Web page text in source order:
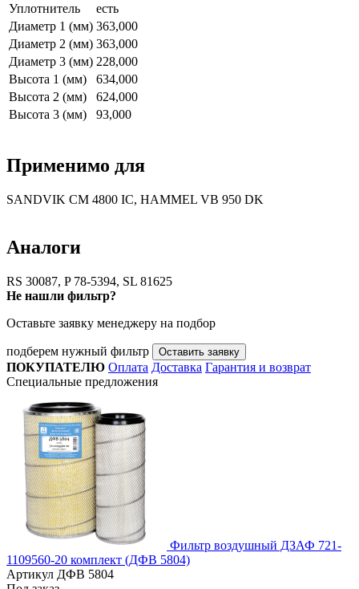
Уплотнитель
есть
Диаметр 1 (мм) 363,000
Диаметр 2 (мм) 363,000
Диаметр 3 (мм) 228,000
Высота 1 (мм)
634,000
Высота 2 (мм)
624,000
Высота 3 (мм)
93,000
Применимо для
SANDVIK CM 4800 IC, HAMMEL VB 950 DK
Аналоги
RS 30087, P 78-5394, SL 81625
Не нашли фильтр?
Оставьте заявку менеджеру на подбор
подберем нужный фильтр Оставить заявку
ПОКУПАТЕЛЮ Оплата Доставка Гарантия и возврат
Специальные предложения
Фильтр воздушный ДЗАФ 721-
1109560-20 комплект (ДФВ 5804)
Артикул ДФВ 5804